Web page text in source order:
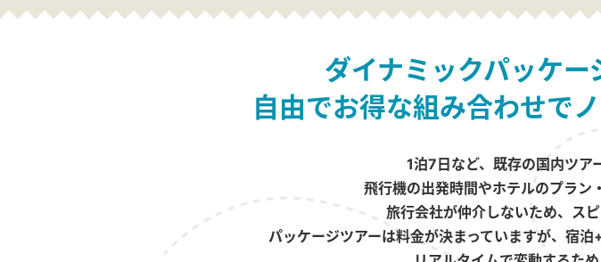
ダイナミックパッケ
自由でお得な組み合わせで
1泊7日など、既存の国内ツア
飛行機の出発時間やホテルのプラン
旅行会社が仲介しないため、ス
パッケージツアーは料金が決まっていますが、宿